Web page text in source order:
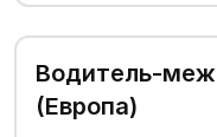
Водитель-
(Европа)